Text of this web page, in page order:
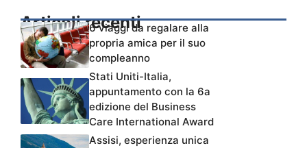
Articoli recenti6 viaggi da regalare alla
propria amica per il suo
compleanno
Stati Uniti-Italia,
appuntamento con la 6a
edizione del Business
Care International Award
Assisi, esperienza unica